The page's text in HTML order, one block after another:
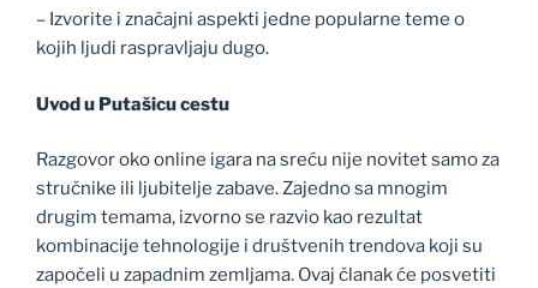
– Izvorite i značajni aspekti jedne popularne teme o
kojih ljudi raspravljaju dugo.
Uvod u Putašicu cestu
Razgovor oko online igara na sreću nije novitet samo za
stručnike ili ljubitelje zabave. Zajedno sa mnogim
drugim temama, izvorno se razvio kao rezultat
kombinacije tehnologije i društvenih trendova koji su
započeli u zapadnim zemljama. Ovaj članak će posvetiti